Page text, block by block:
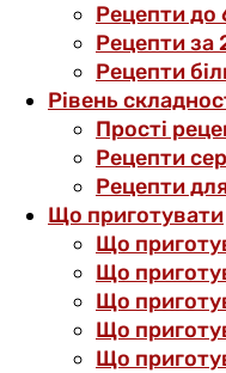
Рецепти до
Рецепти за
Рецепти
Рівень
Прості
Рецепти
Рецепти
Що приготувати
Що
Що
Що
Що
Що